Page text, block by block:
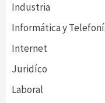
Industria
Informática y
Internet
Juridíco
Laboral